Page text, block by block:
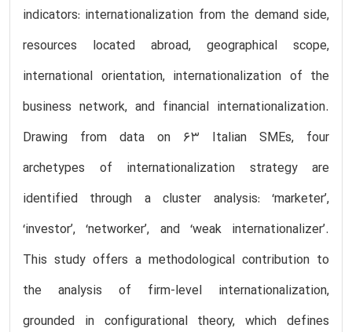
indicators: internationalization from the demand side,
resources located abroad, geographical scope,
international orientation, internationalization of the
business network, and financial internationalization.
Drawing from data on 63 Italian SMEs, four
archetypes of internationalization strategy are
identified through a cluster analysis: ‘marketer’,
‘investor’, ‘networker’, and ‘weak internationalizer’.
This study offers a methodological contribution to
the analysis of firm-level internationalization,
grounded in configurational theory, which defines